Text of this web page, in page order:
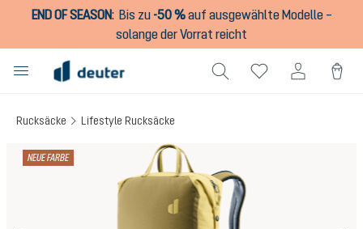
springen
END OF SEASON: Bis zu -50 %auf ausgewählte Modelle –
solange der Vorrat reicht
Rucksäcke Lifestyle Rucksäcke
NEUE FARBE